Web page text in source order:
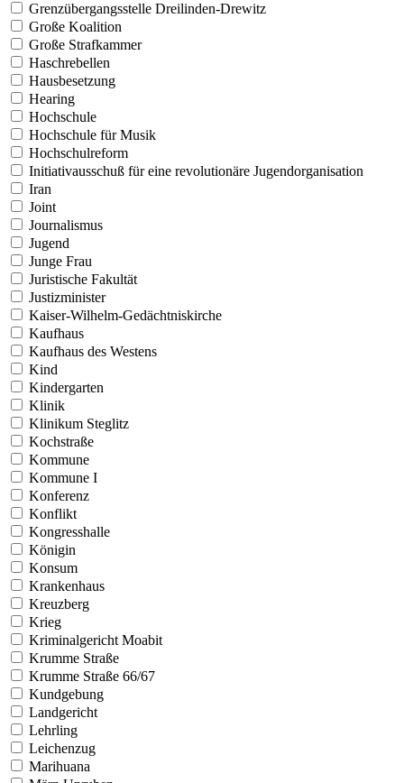
Grenzübergangsstelle Dreilinden-Drewitz
Große Koalition
Große Strafkammer
Haschrebellen
Hausbesetzung
Hearing
Hochschule
Hochschule für Musik
Hochschulreform
Initiativausschuß für eine revolutionäre Jugendorganisation
Iran
Joint
Journalismus
Jugend
Junge Frau
Juristische Fakultät
Justizminister
Kaiser-Wilhelm-Gedächtniskirche
Kaufhaus
Kaufhaus des Westens
Kind
Kindergarten
Klinik
Klinikum Steglitz
Kochstraße
Kommune
Kommune I
Konferenz
Konflikt
Kongresshalle
Königin
Konsum
Krankenhaus
Kreuzberg
Krieg
Kriminalgericht Moabit
Krumme Straße
Krumme Straße 66/67
Kundgebung
Landgericht
Lehrling
Leichenzug
Marihuana